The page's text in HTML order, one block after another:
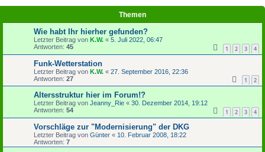
Themen
Wie habt Ihr hierher gefunden?
Letzter Beitrag von K.W. « 5. Juli 2022, 06:47
Antworten: 45 1 2 3 4
Funk-Wetterstation
Letzter Beitrag von K.W. « 27. September 2016, 22:36
Antworten: 27 1 2
Altersstruktur hier im Forum!?
Letzter Beitrag von Jeanny_Rie « 30. Dezember 2014, 19:12
Antworten: 54 1 2 3 4
Vorschläge zur "Modernisierung" der DKG
Letzter Beitrag von Günter « 10. Februar 2008, 18:22
Antworten: 7